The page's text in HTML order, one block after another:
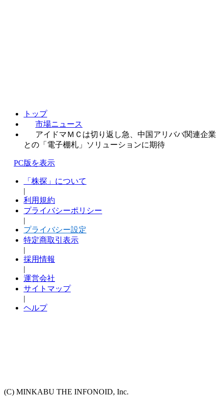
トップ
市場ニュース
アイドマＭＣは切り返し急、中国アリババ関連企業
との「電子棚札」ソリューションに期待
PC版を表示
「株探」について
|
利用規約
プライバシーポリシー
|
プライバシー設定
特定商取引表示
|
採用情報
|
運営会社
サイトマップ
|
ヘルプ
(C) MINKABU THE INFONOID, Inc.